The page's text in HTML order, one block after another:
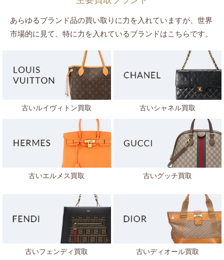
あらゆるブランド品の買い取りに力を入れていますが、世界
市場的に見て、特に力を入れているブランドはこちらです。
古いルイヴィトン買取 古いシャネル買取
古いエルメス買取 古いグッチ買取
古いフェンディ買取 古いディオール買取